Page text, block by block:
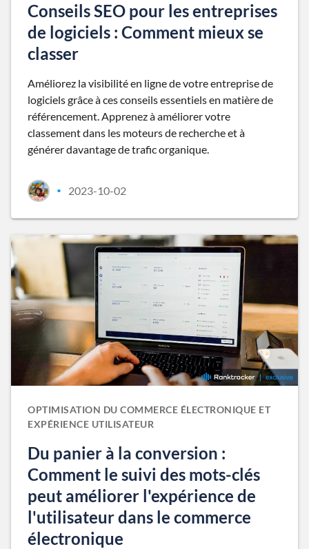
Conseils SEO pour les entreprises
de logiciels : Comment mieux se
classer
Améliorez la visibilité en ligne de votre entreprise de
logiciels grâce à ces conseils essentiels en matière de
référencement. Apprenez à améliorer votre
classement dans les moteurs de recherche et à
générer davantage de trafic organique.
• 2023-10-02
OPTIMISATION DU COMMERCE ÉLECTRONIQUE ET
EXPÉRIENCE UTILISATEUR
Du panier à la conversion :
Comment le suivi des mots-clés
peut améliorer l'expérience de
l'utilisateur dans le commerce
électronique